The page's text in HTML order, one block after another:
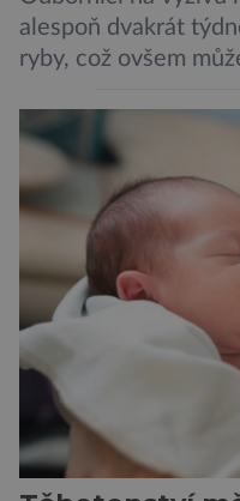
alespoň dvakrát
ryby, což ovšem
doporučení se nyní
sardinky, které si
„Místo toho, aby
mononutrienty, jsou
potravinou,“ říká
Robertson a